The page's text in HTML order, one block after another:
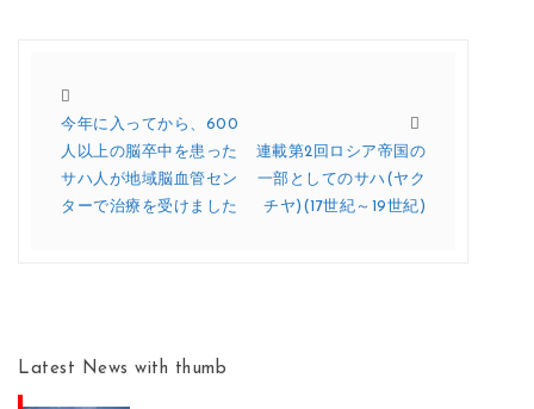
今年に入ってから、600
人以上の脳卒中を患った
サハ人が地域脳血管セン
ターで治療を受けました
連載第2回ロシア帝国の
一部としてのサハ(ヤク
チヤ)(17世紀～19世紀)
Latest News with thumb